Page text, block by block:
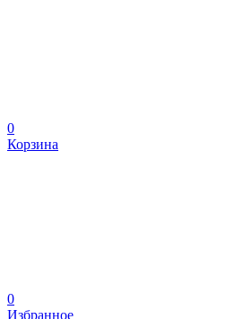
0
Корзина
0
Избранное